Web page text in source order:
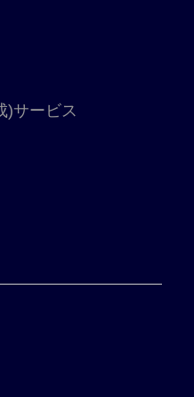
)サービス